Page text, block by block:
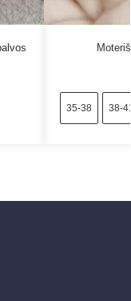
35-38 38-